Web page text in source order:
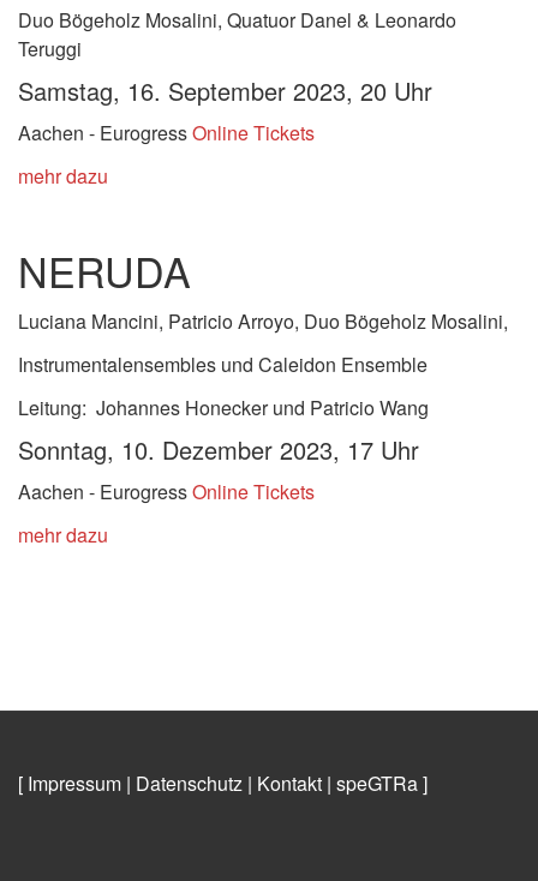
Duo Bögeholz Mosalini, Quatuor Danel & Leonardo
Teruggi
Samstag, 16. September 2023, 20 Uhr
Aachen - EurogressOnline Tickets
mehr dazu
NERUDA
Luciana Mancini, Patricio Arroyo, Duo Bögeholz Mosalini,
Instrumentalensembles und Caleidon Ensemble
Leitung: Johannes Honecker und Patricio Wang
Sonntag, 10. Dezember 2023, 17 Uhr
Aachen - EurogressOnline Tickets
mehr dazu
[ Impressum | Datenschutz | Kontakt | speGTRa]